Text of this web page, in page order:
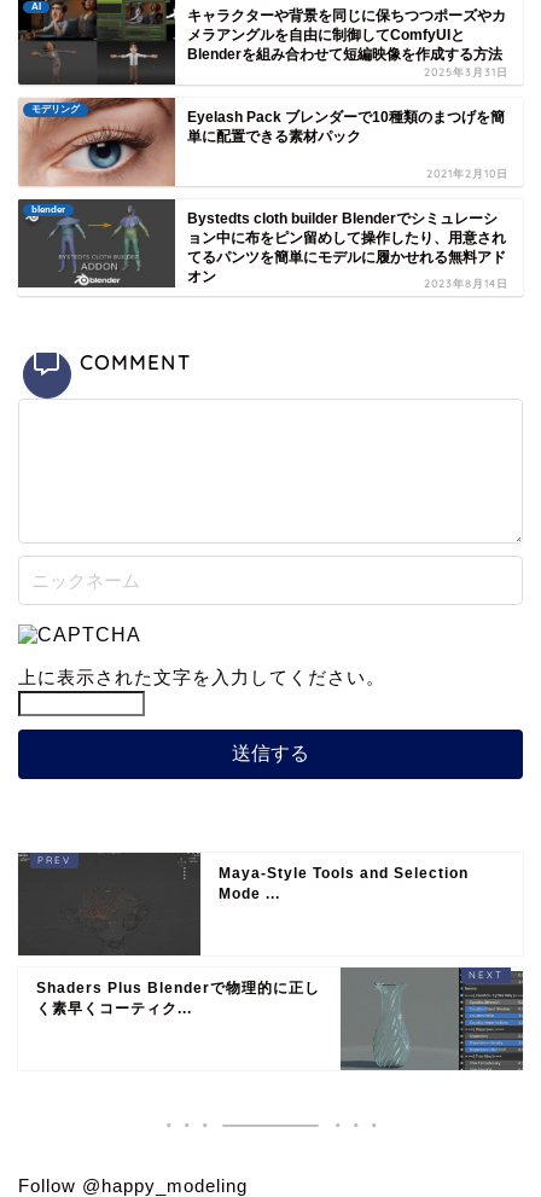
AI
キャラクターや背景を同じに保ちつつポーズやカ
メラアングルを自由に制御してComfyUIと
Blenderを組み合わせて短編映像を作成する方法
2025年3月31日
モデリング
Eyelash Pack ブレンダーで10種類のまつげを簡
単に配置できる素材パック
2021年2月10日
blender
Bystedts cloth builder Blenderでシミュレーシ
ョン中に布をピン留めして操作したり、用意され
てるパンツを簡単にモデルに履かせれる無料アド
オン
2023年8月14日
COMMENT
上に表示された文字を入力してください。
Maya-Style Tools and Selection
Mode ...
Shaders Plus Blenderで物理的に正し
く素早くコーティク...
Follow @happy_modeling